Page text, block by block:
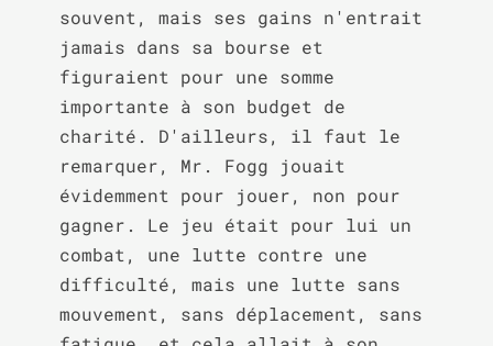
souvent, mais ses gains n'entrait
jamais dans sa bourse et
figuraient pour une somme
importante à son budget de
charité. D'ailleurs, il faut le
remarquer, Mr. Fogg jouait
évidemment pour jouer, non pour
gagner. Le jeu était pour lui un
combat, une lutte contre une
difficulté, mais une lutte sans
mouvement, sans déplacement, sans